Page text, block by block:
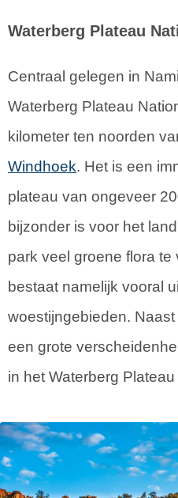
Waterberg Plateau
Centraal gelegen in
Waterberg Plateau
kilometer ten noorden
Windhoek. Het is een
plateau van ongeveer
bijzonder is voor het
park veel groene flora te
bestaat namelijk vooral
woestijngebieden.
een grote
in het Waterberg